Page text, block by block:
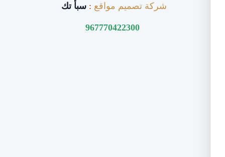
شركة تصميم مواقع :سبأ تك
967770422300